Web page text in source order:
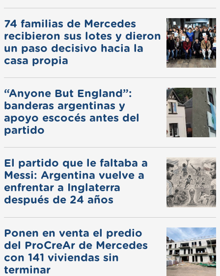
74 familias de Mercedes
recibieron sus lotes y dieron
un paso decisivo hacia la
casa propia
“Anyone But England”:
banderas argentinas y
apoyo escocés antes del
partido
El partido que le faltaba a
Messi: Argentina vuelve a
enfrentar a Inglaterra
después de 24 años
Ponen en venta el predio
del ProCreAr de Mercedes
con 141 viviendas sin
terminar